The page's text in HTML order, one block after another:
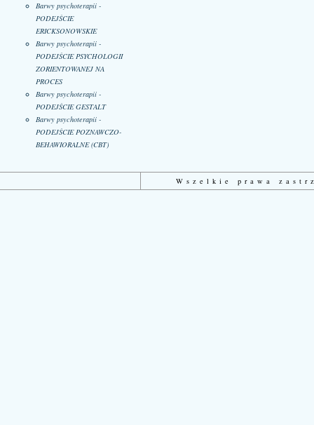
Barwy psychoterapii -
PODEJŚCIE
ERICKSONOWSKIE
Barwy psychoterapii -
PODEJŚCIE PSYCHOLOGII
ZORIENTOWANEJ NA
PROCES
Barwy psychoterapii -
PODEJŚCIE GESTALT
Barwy psychoterapii -
PODEJŚCIE POZNAWCZO-
BEHAWIORALNE (CBT)
Wszelkie prawa